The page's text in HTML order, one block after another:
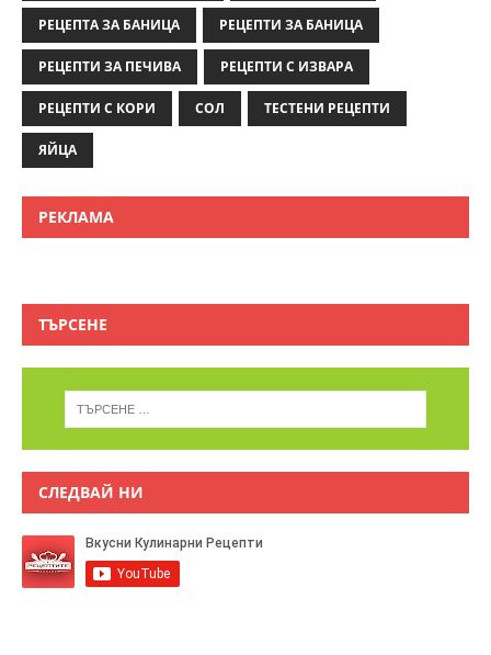
РЕЦЕПТА ЗА БАНИЦА РЕЦЕПТИ ЗА БАНИЦА
РЕЦЕПТИ ЗА ПЕЧИВА РЕЦЕПТИ С ИЗВАРА
РЕЦЕПТИ С КОРИ СОЛ ТЕСТЕНИ РЕЦЕПТИ
ЯЙЦА
РЕКЛАМА
ТЪРСЕНЕ
СЛЕДВАЙ НИ